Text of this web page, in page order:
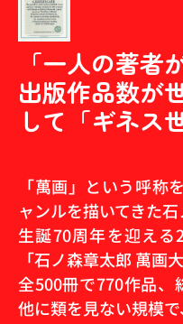
「一人の著者
出版作品数が
して「ギネス
「萬画」という呼称
ャンルを描いてきた石
生誕70周年を迎える
「石ノ森章太郎 萬画
全500冊で770作品、
他に類を見ない規模で